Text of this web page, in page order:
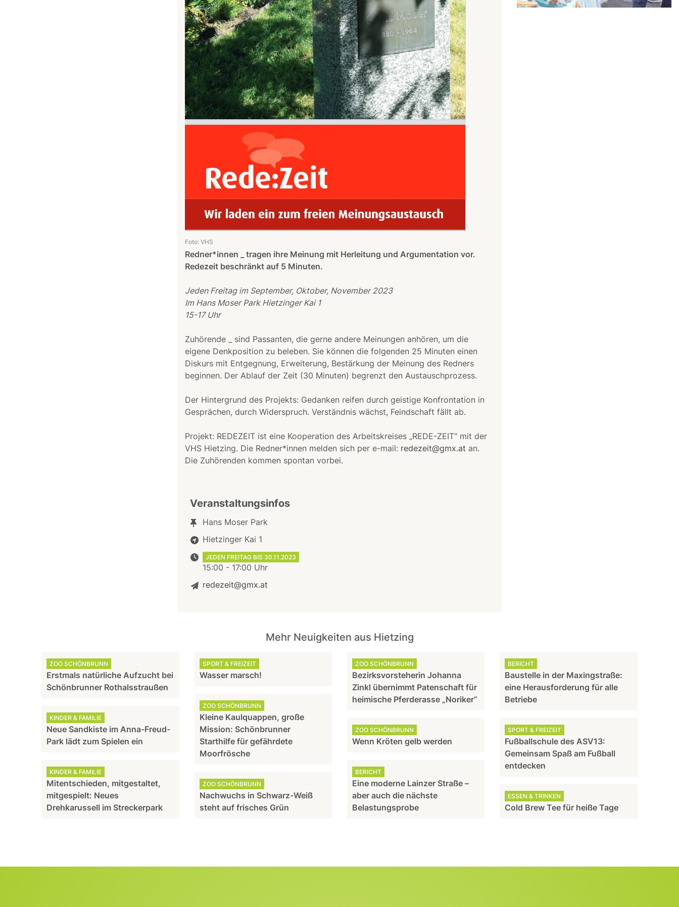
Foto: VHS
Redner*innen _ tragen ihre Meinung mit Herleitung und Argumentation vor.
Redezeit beschränkt auf 5 Minuten.
Jeden Freitag im September, Oktober, November 2023
Im Hans Moser Park Hietzinger Kai 1
15-17 Uhr
Zuhörende _ sind Passanten, die gerne andere Meinungen anhören, um die
eigene Denkposition zu beleben. Sie können die folgenden 25 Minuten einen
Diskurs mit Entgegnung, Erweiterung, Bestärkung der Meinung des Redners
beginnen. Der Ablauf der Zeit (30 Minuten) begrenzt den Austauschprozess.
Der Hintergrund des Projekts: Gedanken reifen durch geistige Konfrontation in
Gesprächen, durch Widerspruch. Verständnis wächst, Feindschaft fällt ab.
Projekt: REDEZEIT ist eine Kooperation des Arbeitskreises „REDE-ZEIT“ mit der
VHS Hietzing. Die Redner*innen melden sich per e-mail: redezeit@gmx.at an.
Die Zuhörenden kommen spontan vorbei.
Veranstaltungsinfos
Hans Moser Park
Hietzinger Kai 1
JEDEN FREITAG BIS 30.11.2023
15:00 - 17:00 Uhr
redezeit@gmx.at
Mehr Neuigkeiten aus Hietzing
ZOO SCHÖNBRUNN
Erstmals natürliche Aufzucht bei
Schönbrunner Rothalsstraußen
KINDER & FAMILIE
Neue Sandkiste im Anna-Freud-
Park lädt zum Spielen ein
KINDER & FAMILIE
Mitentschieden, mitgestaltet,
mitgespielt: Neues
Drehkarussell im Streckerpark
SPORT & FREIZEIT
Wasser marsch!
ZOO SCHÖNBRUNN
Kleine Kaulquappen, große
Mission: Schönbrunner
Starthilfe für gefährdete
Moorfrösche
ZOO SCHÖNBRUNN
Nachwuchs in Schwarz-Weiß
steht auf frisches Grün
ZOO SCHÖNBRUNN
Bezirksvorsteherin Johanna
Zinkl übernimmt Patenschaft für
heimische Pferderasse „Noriker“
ZOO SCHÖNBRUNN
Wenn Kröten gelb werden
BERICHT
Eine moderne Lainzer Straße –
aber auch die nächste
Belastungsprobe
BERICHT
Baustelle in der Maxingstraße:
eine Herausforderung für alle
Betriebe
SPORT & FREIZEIT
Fußballschule des ASV13:
Gemeinsam Spaß am Fußball
entdecken
ESSEN & TRINKEN
Cold Brew Tee für heiße Tage